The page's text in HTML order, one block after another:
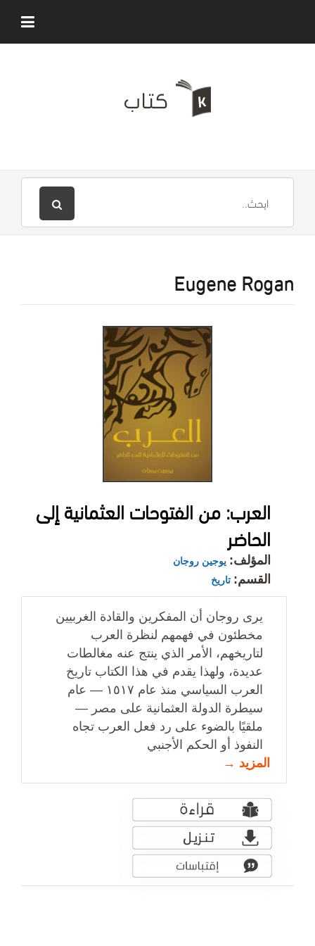
Eugene Rogan
العرب: من الفتوحات العثمانية إلى
الحاضر
المؤلف: يوجين روجان
القسم: تاريخ
يرى روجان أن المفكرين والقادة الغربيين
مخطئون في فهمهم لنظرة العرب
لتاريخهم، الأمر الذي ينتج عنه مغالطات
عديدة، ولهذا يقدم في هذا الكتاب تاريخ
العرب السياسي منذ عام ١٥١٧ — عام
سيطرة الدولة العثمانية على مصر —
ملقيًا بالضوء على رد فعل العرب تجاه
النفوذ أو الحكم الأجنبي
المزيد →